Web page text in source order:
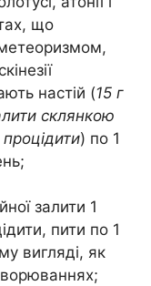
що
настій (15 г
склянкою
) по 1
залити 1
пити по 1
вигляді, як